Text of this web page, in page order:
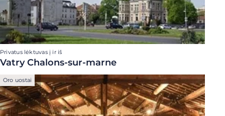
Privatus lėktuvas į ir iš
Vatry Chalons-sur-marne
Oro uostai